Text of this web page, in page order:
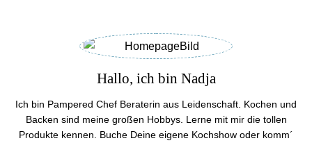
Hallo, ich bin Nadja
Ich bin Pampered Chef Beraterin aus Leidenschaft. Kochen und
Backen sind meine großen Hobbys. Lerne mit mir die tollen
Produkte kennen. Buche Deine eigene Kochshow oder komm´